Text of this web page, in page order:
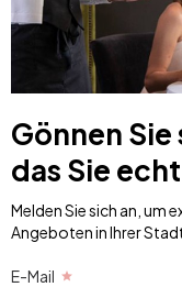
Gönnen
das Sie
Melden Sie sich an, um
Angeboten in Ihrer
E-Mail